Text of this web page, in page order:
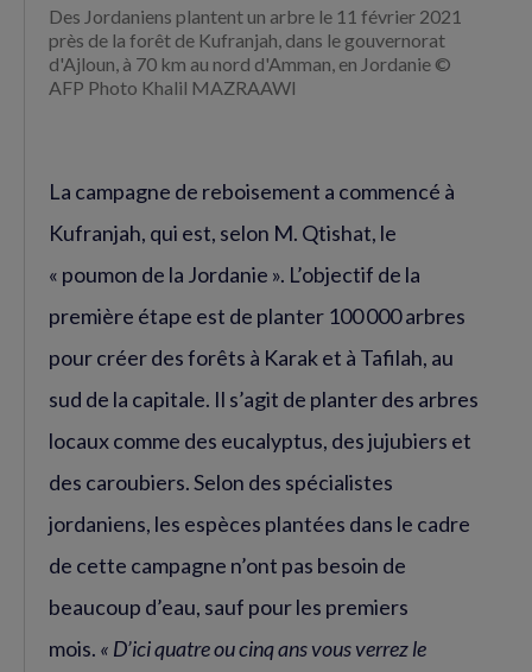
Des Jordaniens plantent un arbre le 11 février 2021
près de la forêt de Kufranjah, dans le gouvernorat
d'Ajloun, à 70 km au nord d'Amman, en Jordanie ©
AFP Photo Khalil MAZRAAWI
La campagne de reboisement a commencé à
Kufranjah, qui est, selon M. Qtishat, le
« poumon de la Jordanie ». L’objectif de la
première étape est de planter 100 000 arbres
pour créer des forêts à Karak et à Tafilah, au
sud de la capitale. Il s’agit de planter des arbres
locaux comme des eucalyptus, des jujubiers et
des caroubiers. Selon des spécialistes
jordaniens, les espèces plantées dans le cadre
de cette campagne n’ont pas besoin de
beaucoup d’eau, sauf pour les premiers
mois. « D’ici quatre ou cinq ans vous verrez le